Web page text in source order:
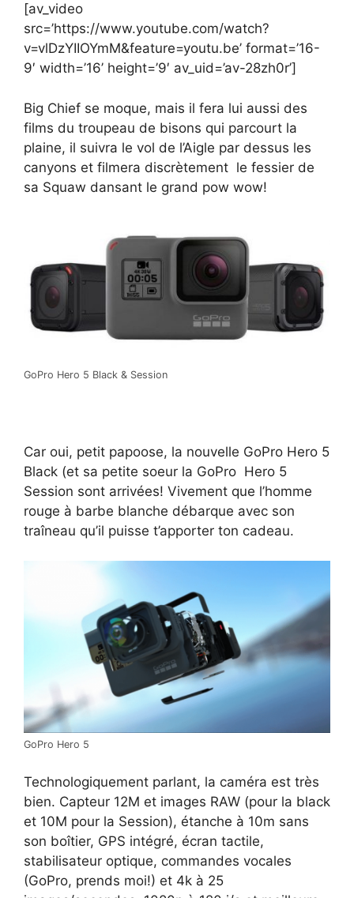
[av_video
src=’https://www.youtube.com/watch?
v=vlDzYIIOYmM&feature=youtu.be’ format=’16-
9′ width=’16’ height=’9′ av_uid=’av-28zh0r’]
Big Chief se moque, mais il fera lui aussi des
films du troupeau de bisons qui parcourt la
plaine, il suivra le vol de l’Aigle par dessus les
canyons et filmera discrètement le fessier de
sa Squaw dansant le grand pow wow!
GoPro Hero 5 Black & Session
Car oui, petit papoose, la nouvelle GoPro Hero 5
Black (et sa petite soeur la GoPro Hero 5
Session sont arrivées! Vivement que l’homme
rouge à barbe blanche débarque avec son
traîneau qu’il puisse t’apporter ton cadeau.
GoPro Hero 5
Technologiquement parlant, la caméra est très
bien. Capteur 12M et images RAW (pour la black
et 10M pour la Session), étanche à 10m sans
son boîtier, GPS intégré, écran tactile,
stabilisateur optique, commandes vocales
(GoPro, prends moi!) et 4k à 25